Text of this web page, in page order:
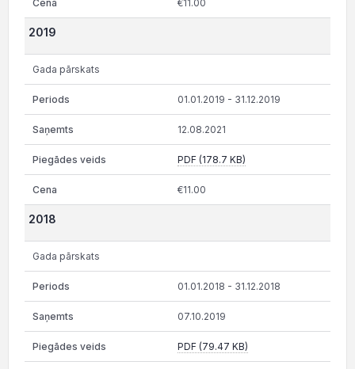
€11.00
2019
Gada pārskats
01.01.2019 - 31.12.2019
12.08.2021
PDF (178.7 KB)
€11.00
2018
Gada pārskats
01.01.2018 - 31.12.2018
07.10.2019
PDF (79.47 KB)